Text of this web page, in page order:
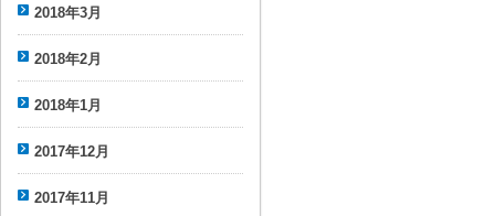
2018年3月
2018年2月
2018年1月
2017年12月
2017年11月